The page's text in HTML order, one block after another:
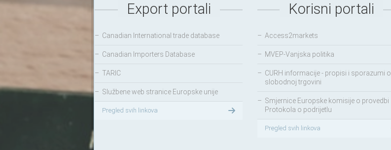
Export portali
– Canadian International trade database
– Canadian Importers Database
– TARIC
– Službene web stranice Europske unije
Pregled svih linkova
Korisni portali
– Access2markets
– MVEP-Vanjska politika
– CURH informacije - propisi i sporazumi o
slobodnoj trgovini
– Smjernice Europske komisije o provedbi
Protokola o podrijetlu
Pregled svih linkova